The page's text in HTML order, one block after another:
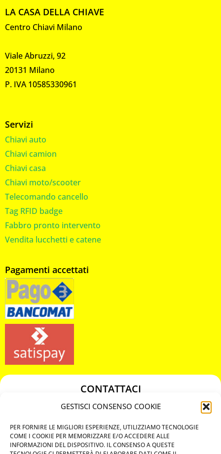
GESTISCI CONSENSO COOKIE
PER FORNIRE LE MIGLIORI ESPERIENZE, UTILIZZIAMO TECNOLOGIE
COME I COOKIE PER MEMORIZZARE E/O ACCEDERE ALLE
INFORMAZIONI DEL DISPOSITIVO. IL CONSENSO A QUESTE
LA CASA DELLA CHIAVE
Centro Chiavi Milano
Viale Abruzzi, 92
20131 Milano
P. IVA 10585330961
Servizi
Chiavi auto
Chiavi camion
Chiavi casa
Chiavi moto/scooter
Telecomando cancello
Tag RFID badge
Fabbro pronto intervento
Vendita lucchetti e catene
Pagamenti accettati
CONTATTACI
349 3863811
chiavicodificate@gmail.com